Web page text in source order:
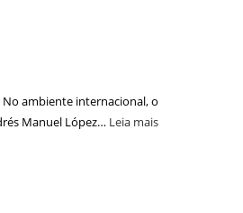
ambiente internacional, o
Manuel López… Leia mais